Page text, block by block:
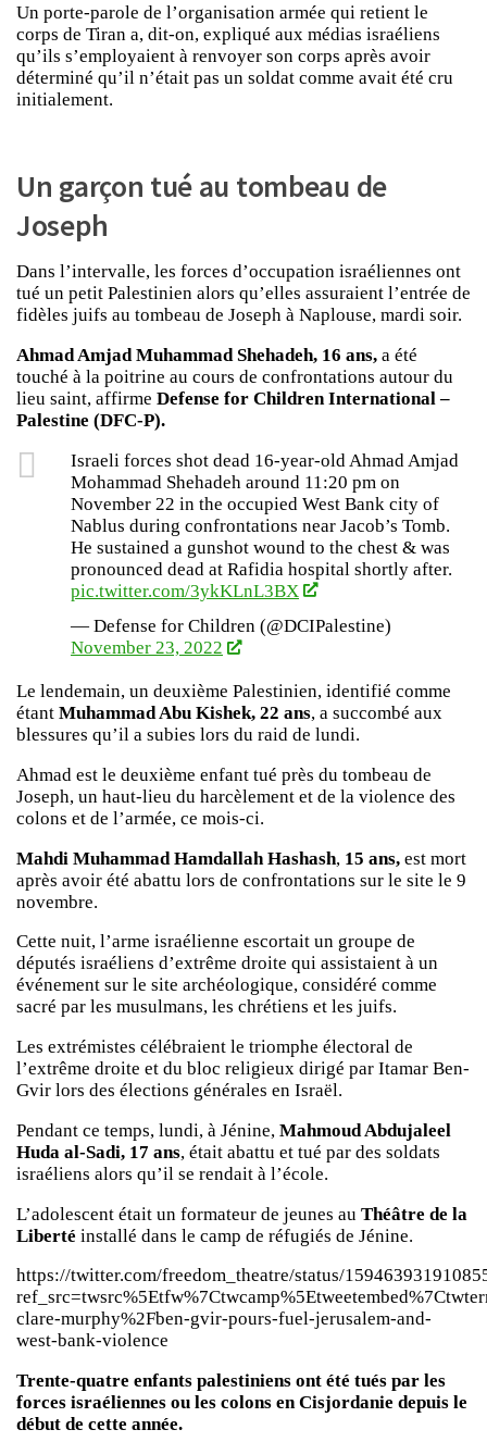
Un porte-parole de l’organisation armée qui retient le
corps de Tiran a, dit-on, expliqué aux médias israéliens
qu’ils s’employaient à renvoyer son corps après avoir
déterminé qu’il n’était pas un soldat comme avait été cru
initialement.
Un garçon tué au tombeau de
Joseph
Dans l’intervalle, les forces d’occupation israéliennes ont
tué un petit Palestinien alors qu’elles assuraient l’entrée de
fidèles juifs au tombeau de Joseph à Naplouse, mardi soir.
Ahmad Amjad Muhammad Shehadeh, 16 ans, a été
touché à la poitrine au cours de confrontations autour du
lieu saint, affirme Defense for Children International –
Palestine (DFC-P).
Israeli forces shot dead 16-year-old Ahmad Amjad
Mohammad Shehadeh around 11:20 pm on
November 22 in the occupied West Bank city of
Nablus during confrontations near Jacob’s Tomb.
He sustained a gunshot wound to the chest & was
pronounced dead at Rafidia hospital shortly after.
pic.twitter.com/3ykKLnL3BX
— Defense for Children (@DCIPalestine)
November 23, 2022
Le lendemain, un deuxième Palestinien, identifié comme
étant Muhammad Abu Kishek, 22 ans, a succombé aux
blessures qu’il a subies lors du raid de lundi.
Ahmad est le deuxième enfant tué près du tombeau de
Joseph, un haut-lieu du harcèlement et de la violence des
colons et de l’armée, ce mois-ci.
Mahdi Muhammad Hamdallah Hashash, 15 ans, est mort
après avoir été abattu lors de confrontations sur le site le 9
novembre.
Cette nuit, l’arme israélienne escortait un groupe de
députés israéliens d’extrême droite qui assistaient à un
événement sur le site archéologique, considéré comme
sacré par les musulmans, les chrétiens et les juifs.
Les extrémistes célébraient le triomphe électoral de
l’extrême droite et du bloc religieux dirigé par Itamar Ben-
Gvir lors des élections générales en Israël.
Pendant ce temps, lundi, à Jénine, Mahmoud Abdujaleel
Huda al-Sadi, 17 ans, était abattu et tué par des soldats
israéliens alors qu’il se rendait à l’école.
L’adolescent était un formateur de jeunes au Théâtre de la
Liberté installé dans le camp de réfugiés de Jénine.
https://twitter.com/freedom_theatre/status/
clare-murphy%2Fben-gvir-pours-fuel-jerusalem-and-
west-bank-violence
Trente-quatre enfants palestiniens ont été tués par les
forces israéliennes ou les colons en Cisjordanie depuis le
début de cette année.